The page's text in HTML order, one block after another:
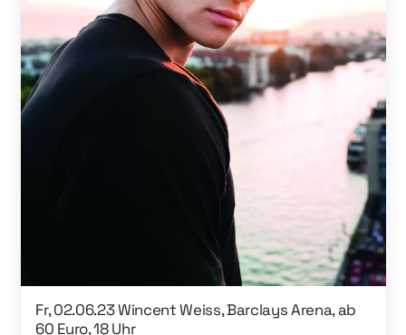
Fr, 02.06.23 Wincent Weiss, Barclays Arena, ab
60 Euro, 18 Uhr